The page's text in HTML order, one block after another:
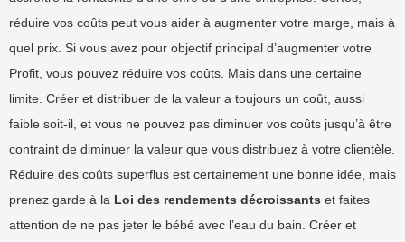
réduire vos coûts peut vous aider à augmenter votre marge, mais à
quel prix. Si vous avez pour objectif principal d’augmenter votre
Profit, vous pouvez réduire vos coûts. Mais dans une certaine
limite. Créer et distribuer de la valeur a toujours un coût, aussi
faible soit-il, et vous ne pouvez pas diminuer vos coûts jusqu’à être
contraint de diminuer la valeur que vous distribuez à votre clientèle.
Réduire des coûts superflus est certainement une bonne idée, mais
prenez garde à la Loi des rendements décroissants et faites
attention de ne pas jeter le bébé avec l’eau du bain. Créer et